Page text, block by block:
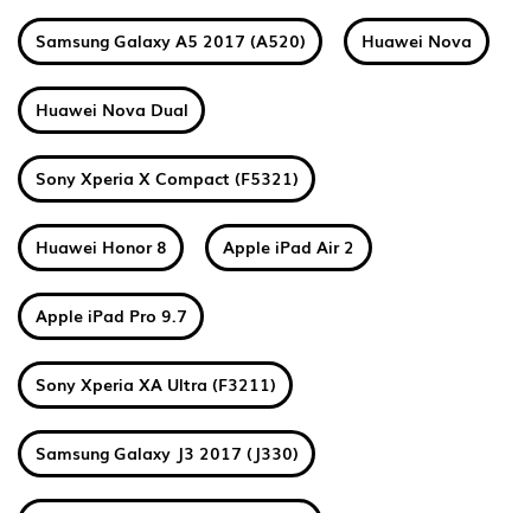
Samsung Galaxy A5 2017 (A520) Huawei Nova
Huawei Nova Dual
Sony Xperia X Compact (F5321)
Huawei Honor 8 Apple iPad Air 2
Apple iPad Pro 9.7
Sony Xperia XA Ultra (F3211)
Samsung Galaxy J3 2017 (J330)